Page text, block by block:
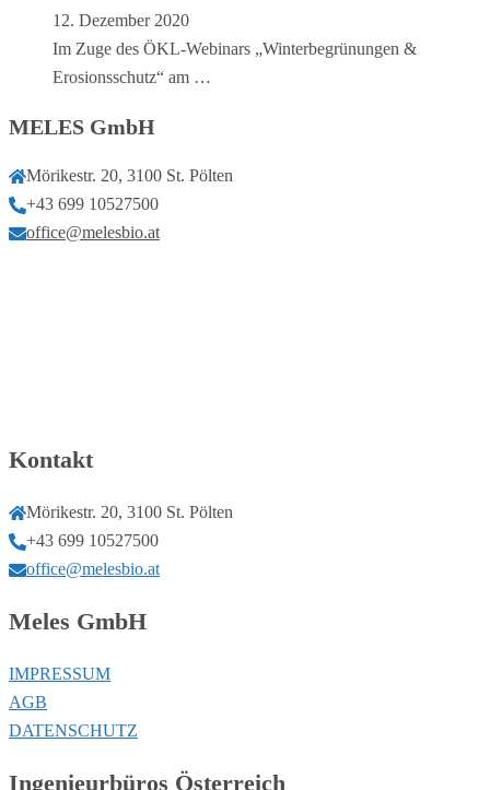
12. Dezember 2020
Im Zuge des ÖKL-Webinars „Winterbegrünungen &
Erosionsschutz“ am …
MELES GmbH
Mörikestr. 20, 3100 St. Pölten
+43 699 10527500
office@melesbio.at
Kontakt
Mörikestr. 20, 3100 St. Pölten
+43 699 10527500
office@melesbio.at
Meles GmbH
IMPRESSUM
AGB
DATENSCHUTZ
Ingenieurbüros Österreich